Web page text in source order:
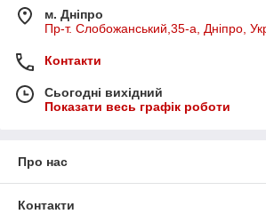
м. Дніпро
Пр-т. Слобожанський,35-а, Дніпро,
Контакти
Сьогодні вихідний
Показати весь графік роботи
Про нас
Контакти